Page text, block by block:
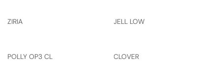
ZIRIA JELL LOW
POLLY OP3 CL CLOVER